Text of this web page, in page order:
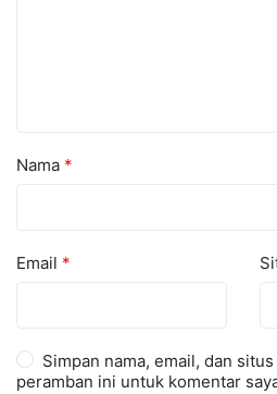
Nama *
Email *
Simpan nama, email, dan
peramban ini untuk komentar